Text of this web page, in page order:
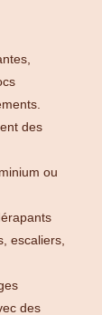
des
ou
escaliers,
des